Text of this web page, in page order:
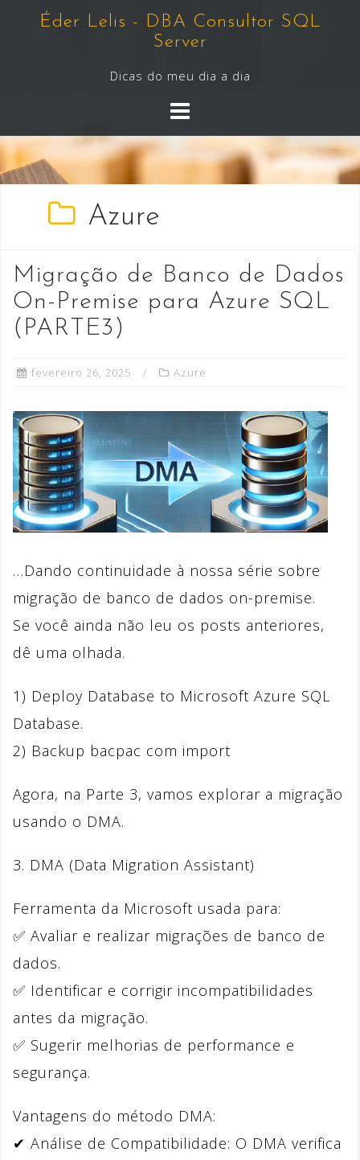
Éder Lelis - DBA Consultor SQL
Server
Dicas do meu dia a dia
Azure
Migração de Banco de Dados
On-Premise para Azure SQL
(PARTE3)
fevereiro 26, 2025 Azure
…Dando continuidade à nossa série sobre
migração de banco de dados on-premise.
Se você ainda não leu os posts anteriores,
dê uma olhada.
1) Deploy Database to Microsoft Azure SQL
Database.
2) Backup bacpac com import
Agora, na Parte 3, vamos explorar a migração
usando o DMA.
3. DMA (Data Migration Assistant)
Ferramenta da Microsoft usada para:
✅ Avaliar e realizar migrações de banco de
dados.
✅ Identificar e corrigir incompatibilidades
antes da migração.
✅ Sugerir melhorias de performance e
segurança.
Vantagens do método DMA:
✔ Análise de Compatibilidade: O DMA verifica